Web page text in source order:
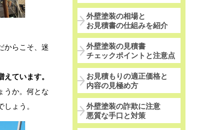
からこそ、迷
ています。
うか。何とな
ょう。
外壁塗装の相場と
お見積書の仕組みを紹介
外壁塗装の見積書
チェックポイントと注意点
お見積もりの適正価格と
内容の見極め方
外壁塗装の詐欺に注意
悪質な手口と対策